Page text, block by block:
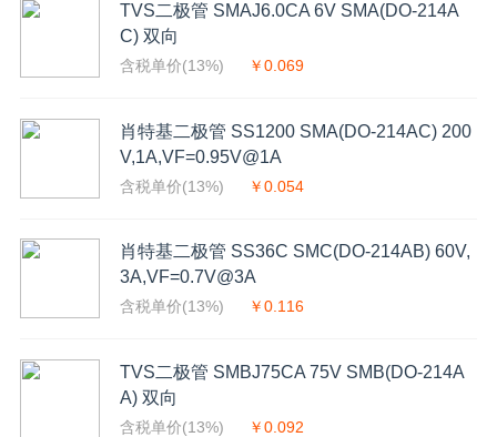
TVS二极管 SMAJ6.0CA 6V SMA(DO-214A
C) 双向
含税单价(13%) ￥0.069
肖特基二极管 SS1200 SMA(DO-214AC) 200
V,1A,VF=0.95V@1A
含税单价(13%) ￥0.054
肖特基二极管 SS36C SMC(DO-214AB) 60V,
3A,VF=0.7V@3A
含税单价(13%) ￥0.116
TVS二极管 SMBJ75CA 75V SMB(DO-214A
A) 双向
含税单价(13%) ￥0.092